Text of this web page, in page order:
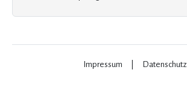
Impressum Datenschutz